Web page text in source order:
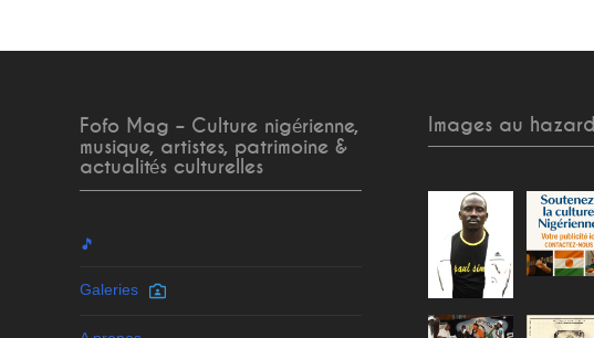
Fofo Mag – Culture nigérienne,
musique, artistes, patrimoine &
actualités culturelles
🎵
Galeries
Images au hazard